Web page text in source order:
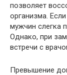
позволяет
организма.
мужчин слегка
Однако, при
встречи с
Превышение